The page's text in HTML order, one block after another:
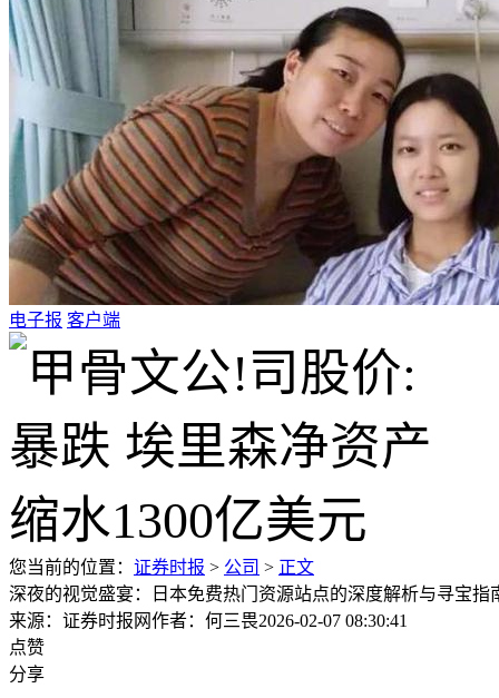
电子报 客户端
您当前的位置： 证券时报 > 公司 > 正文
深夜的视觉盛宴：日本免费热门资源站点的深度解析与寻宝指
来源：证券时报网作者：何三畏2026-02-07 08:30:41
点赞
分享